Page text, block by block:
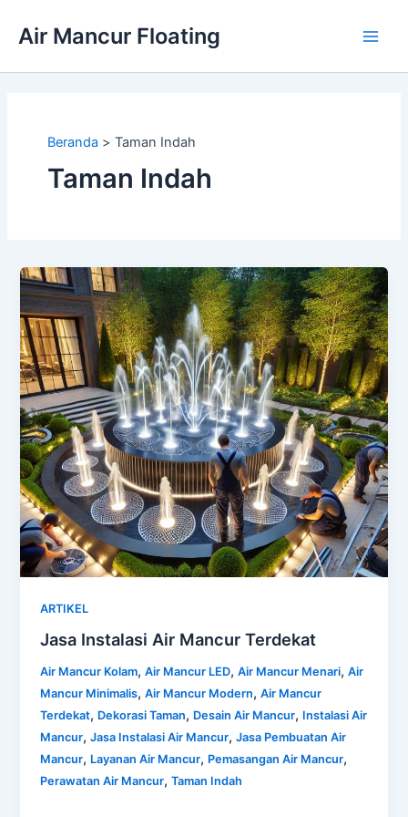
Air Mancur Floating
Beranda Taman Indah
Taman Indah
ARTIKEL
Jasa Instalasi Air Mancur Terdekat
Air Mancur Kolam,Air Mancur LED,Air Mancur Menari,Air
Mancur Minimalis,Air Mancur Modern,Air Mancur
Terdekat, Dekorasi Taman, Desain Air Mancur, Instalasi Air
Mancur,Jasa Instalasi Air Mancur,Jasa Pembuatan Air
Mancur, Layanan Air Mancur, Pemasangan Air Mancur,
Perawatan Air Mancur,Taman Indah